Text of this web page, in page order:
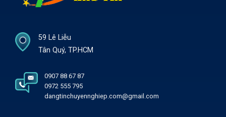
59 Lê Liễu
Tân Quý, TP.HCM
0907 88 67 87
0972 555 795
dangtinchuyennghiep.com@gmail.com